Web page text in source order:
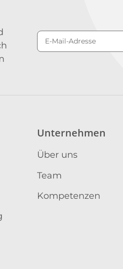
Unternehmen
Über uns
Team
Kompetenzen